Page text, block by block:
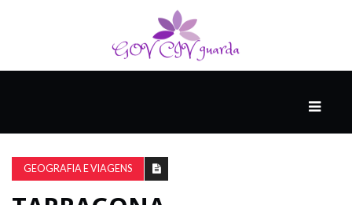
DO
THINK
GEOGRAFIA E VIAGENS